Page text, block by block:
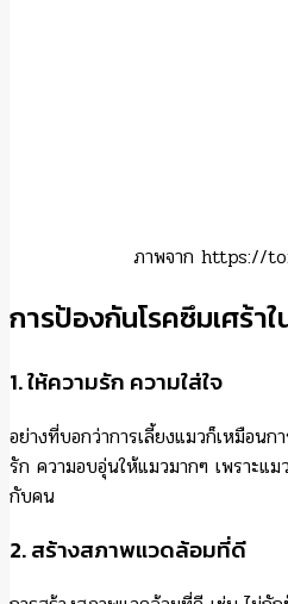
หากสังเกตว่าแมวมีพฤติกรรมเปลี่ยนไ
การดูแลแมวที่ป่วยเป็นโรคซึมเศร้าอาจ
และกลับมามีความสุขได้อีกครั้งอย่างแน่